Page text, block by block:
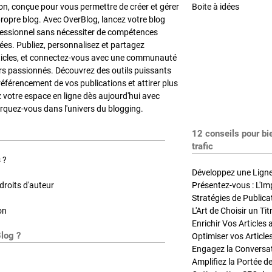
conçue pour vous permettre de créer et gérer
blog. Avec OverBlog, lancez votre blog
sans nécessiter de compétences
Publiez, personnalisez et partagez
et connectez-vous avec une communauté
passionnés. Découvrez des outils puissants
de vos publications et attirer plus
votre espace en ligne dès aujourd'hui avec
vous dans l'univers du blogging.
Boite à idées
?
d'auteur
?
12 conseils pour
trafic
Développez une
Présentez-vous :
L'Art de Choisir un
Optimiser vos
Engagez la
Amplifiez la Portée